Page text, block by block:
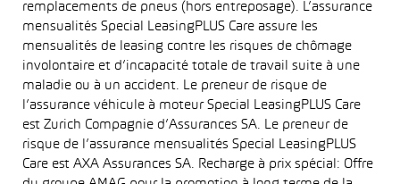
remplacements de pneus (hors entreposage). L’assurance
mensualités Special LeasingPLUS Care assure les
mensualités de leasing contre les risques de chômage
involontaire et d’incapacité totale de travail suite à une
maladie ou à un accident. Le preneur de risque de
l’assurance véhicule à moteur Special LeasingPLUS Care
est Zurich Compagnie d’Assurances SA. Le preneur de
risque de l’assurance mensualités Special LeasingPLUS
Care est AXA Assurances SA. Recharge à prix spécial: Offre